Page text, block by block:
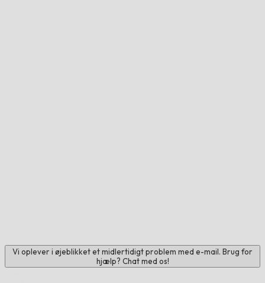
Vi oplever i øjeblikket et midlertidigt problem med e-mail. Brug for
hjælp? Chat med os!